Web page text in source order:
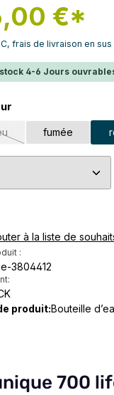
€*
frais de livraison en sus
4-6 Jours
(Cette option n'est pas
fumée
de
à la liste de
:
3804412
produit:Bouteille
700